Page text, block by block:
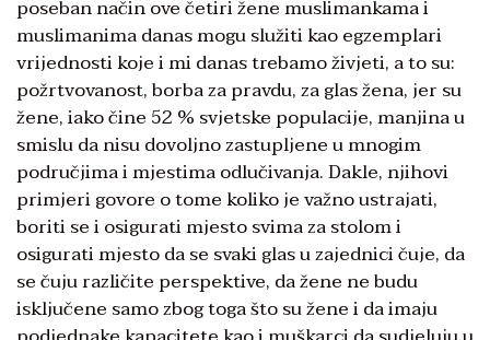
poseban način ove četiri žene muslimankama i
muslimanima danas mogu služiti kao egzemplari
vrijednosti koje i mi danas trebamo živjeti, a to su:
požrtvovanost, borba za pravdu, za glas žena, jer su
žene, iako čine 52 % svjetske populacije, manjina u
smislu da nisu dovoljno zastupljene u mnogim
područjima i mjestima odlučivanja. Dakle, njihovi
primjeri govore o tome koliko je važno ustrajati,
boriti se i osigurati mjesto svima za stolom i
osigurati mjesto da se svaki glas u zajednici čuje, da
se čuju različite perspektive, da žene ne budu
isključene samo zbog toga što su žene i da imaju